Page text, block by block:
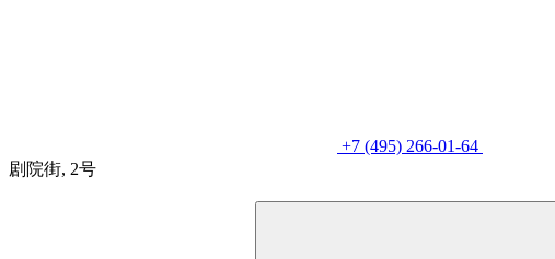
+7 (495) 266-01-64
剧院街, 2号